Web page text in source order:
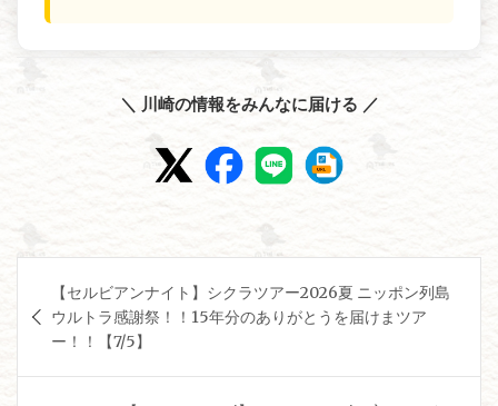
＼ 川崎の情報をみんなに届ける ／
稿
ビ
【セルビアンナイト】シクラツアー2026夏 ニッポン列島
ウルトラ感謝祭！！15年分のありがとうを届けまツア
ー！！【7/5】